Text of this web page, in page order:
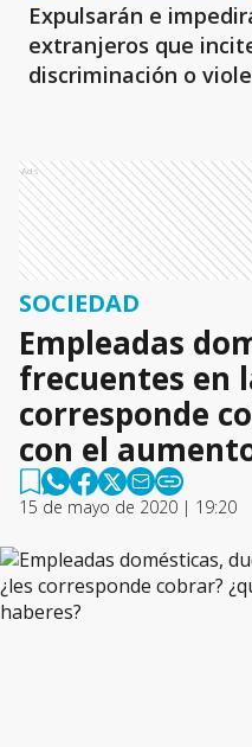
Expulsarán e
extranjeros que
discriminación o
Ads
SOCIEDAD
Empleadas
frecuentes en
corresponde
con el
15 de mayo de 2020 | 19:20